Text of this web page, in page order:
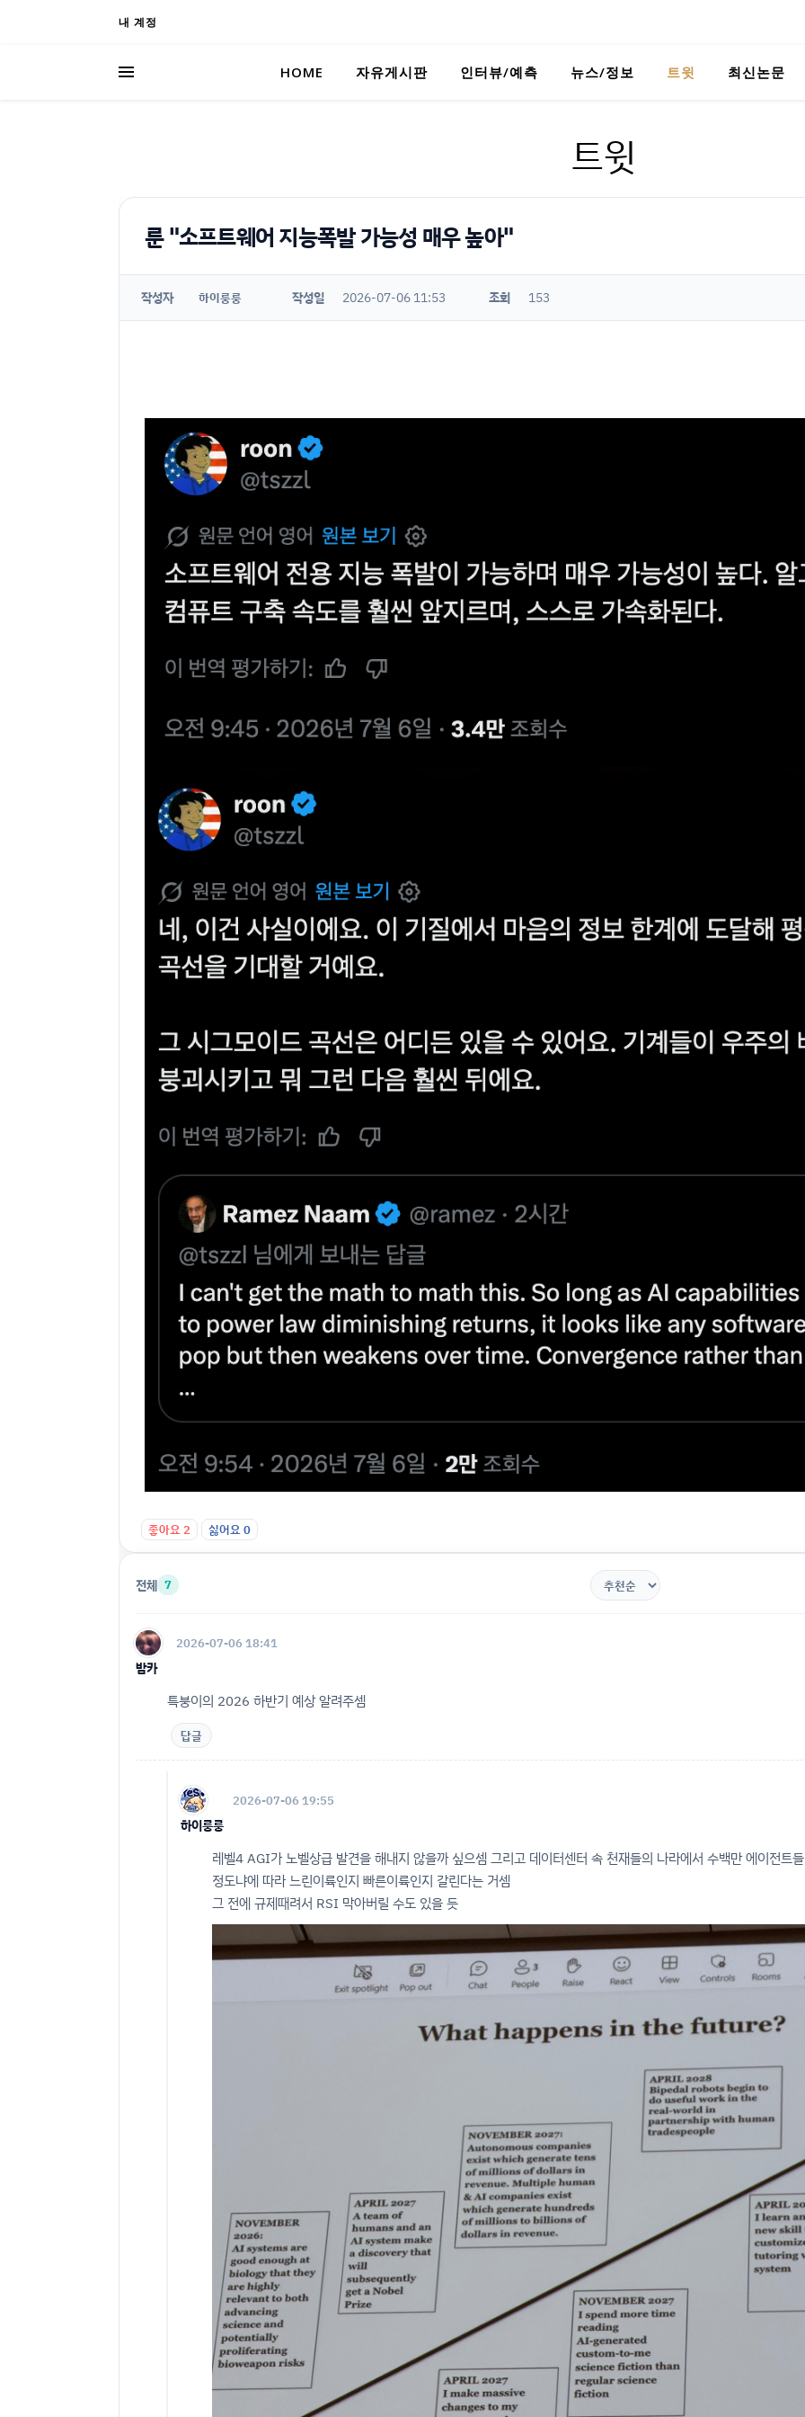
내 계정
HOME 자유게시판 인터뷰/예측 뉴스/정보 트윗 최신논문
트윗
룬 "소프트웨어 지능폭발 가능성 매우 높아"
작성자 하이룽룽 작성일 2026-07-06 11:53 조회 153
좋아요2 싫어요0
전체 7
밤카
2026-07-06 18:41
특붕이의 2026 하반기 예상 알려주셈
답글
하이룽룽
2026-07-06 19:55
레벨4 AGI가 노벨상급 발견을 해내지 않을까 싶으셈 그리고 데이터센터 속 천재들의 나라에서 수백만 에이전트
정도냐에 따라 느린이륙인지 빠른이륙인지 갈린다는 거셈
그 전에 규제때려서 RSI 막아버릴 수도 있을 듯